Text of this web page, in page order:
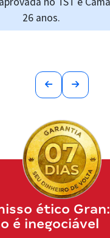
26 anos.
ético
é inegociável